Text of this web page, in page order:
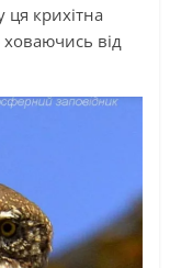
ця крихітна
ховаючись від